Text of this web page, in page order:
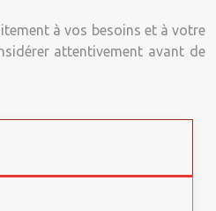
à vos besoins et à votre
attentivement avant de